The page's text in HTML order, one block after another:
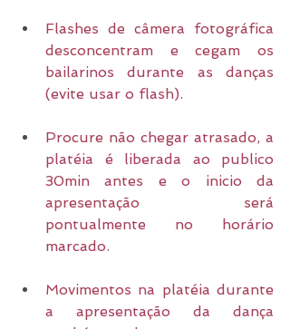
Flashes de câmera fotográfica
desconcentram e cegam os
bailarinos durante as danças
(evite usar o flash).
Procure não chegar atrasado, a
platéia é liberada ao publico
30min antes e o inicio da
apresentação será
pontualmente no horário
marcado.
Movimentos na platéia durante
a apresentação da dança